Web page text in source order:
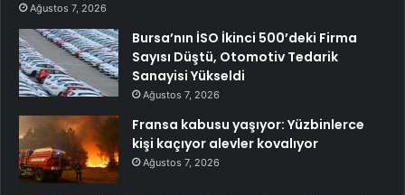
Ağustos 7, 2026
Bursa’nın İSO İkinci 500’deki Firma
Sayısı Düştü, Otomotiv Tedarik
Sanayisi Yükseldi
Ağustos 7, 2026
Fransa kabusu yaşıyor: Yüzbinlerce
kişi kaçıyor alevler kovalıyor
Ağustos 7, 2026